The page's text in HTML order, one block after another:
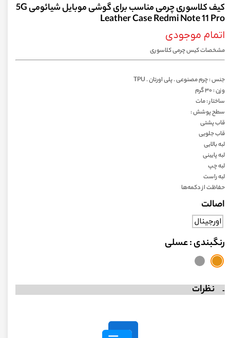
کیف کلاسوری چرمی مناسب برای گوشی موبایل شیائومی 5G
Leather Case Redmi Note 11 Pro
اتمام موجودی
مشخصات کیس چرمی کلاسوری
جنس : چرم مصنوعی . پلی اورتان . TPU
وزن : ۳۰ گرم
ساختار : مات
سطح پوشش :
قاب پشتی
قاب جلویی
لبه بالایی
لبه پایینی
لبه چپ
لبه راست
حفاظت از دکمه‌ها
اصالت
اورجینال
رنگبندی: عسلی
نظرات